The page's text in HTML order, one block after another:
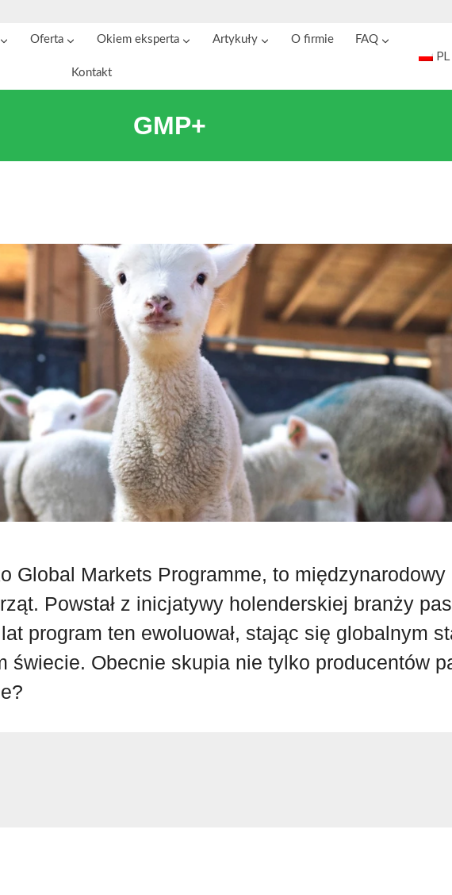
Oferta Okiem eksperta Artykuły O firmie FAQ
Kontakt
PL
GMP+
Global Markets Programme, to
Powstał z inicjatywy holenderskiej branży
program ten ewoluował, stając się globalnym
świecie. Obecnie skupia nie tylko producentów